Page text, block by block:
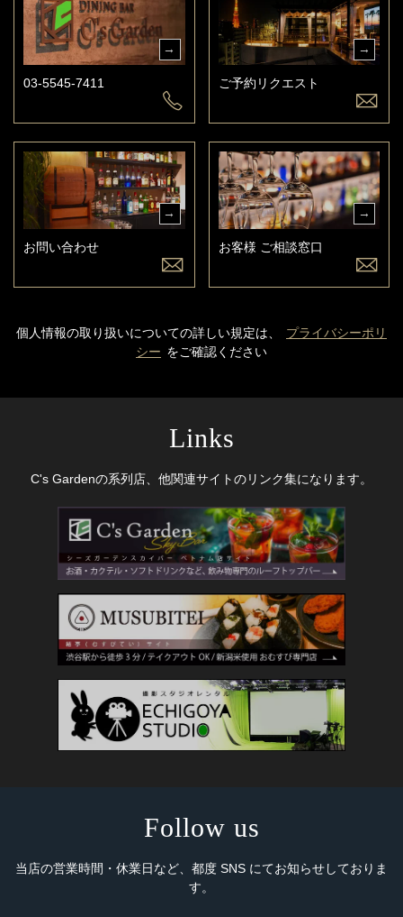
03-5545-7411 ご予約リクエスト
お問い合わせ お客様 ご相談窓口
個人情報の取り扱いについての詳しい規定は、
プライバシーポリ
シー をご確認ください
Links
C's Gardenの系列店、他関連サイトのリンク集になります。
Follow us
当店の営業時間・休業日など、都度 SNS にてお知らせしておりま
す。